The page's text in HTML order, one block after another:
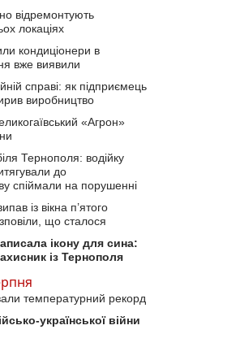
відремонтують
локаціях
кондиціонери в
вже виявили
справі: як підприємець
виробництво
«Агрон»
Тернополя: водійку
до
спіймали на порушенні
із вікна п’ятого
що сталося
ікону для сина:
із Тернополя
температурний рекорд
української війни